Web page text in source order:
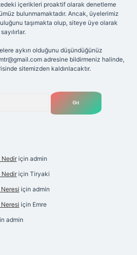
içerikleri proaktif olarak denetleme
bulunmamaktadır. Ancak, üyelerimiz
taşımakta olup, siteye üye olarak
aykırı olduğunu düşündüğünüz
adresine bildirmeniz halinde,
sitemizden kaldırılacaktır.
Nedir için admin
Nedir için Tiryaki
için admin
için Emre
admin